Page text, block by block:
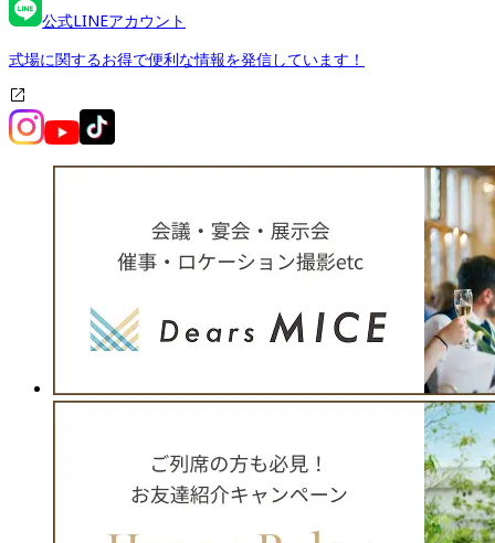
公式LINEアカウント
式場に関するお得で便利な情報を発信しています！